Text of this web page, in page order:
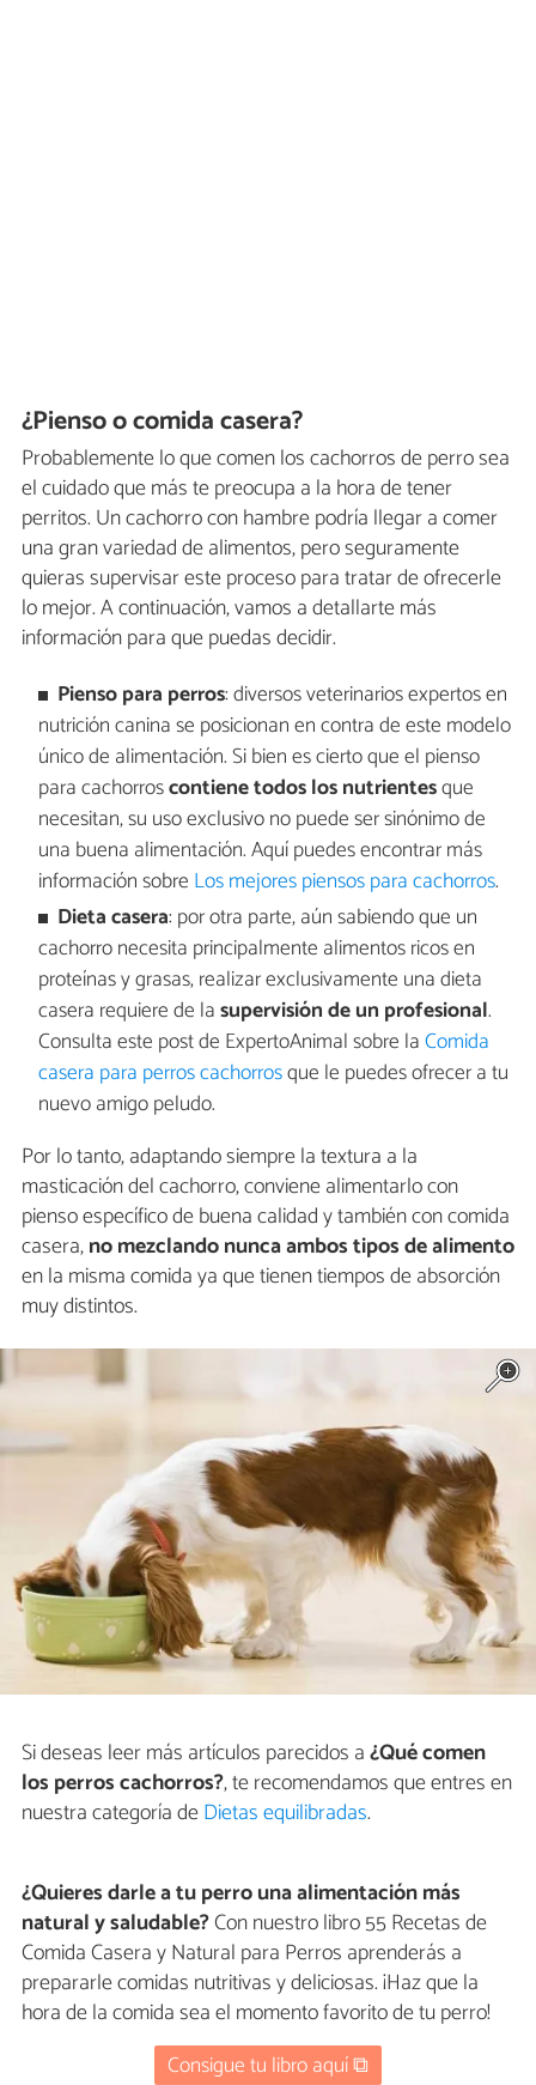
¿Pienso o comida casera?
Probablemente lo que comen los cachorros de perro sea
el cuidado que más te preocupa a la hora de tener
perritos. Un cachorro con hambre podría llegar a comer
una gran variedad de alimentos, pero seguramente
quieras supervisar este proceso para tratar de ofrecerle
lo mejor. A continuación, vamos a detallarte más
información para que puedas decidir.
Pienso para perros: diversos veterinarios expertos en
nutrición canina se posicionan en contra de este modelo
único de alimentación. Si bien es cierto que el pienso
para cachorroscontiene todos los nutrientesque
necesitan, su uso exclusivo no puede ser sinónimo de
una buena alimentación. Aquí puedes encontrar más
información sobre Los mejores piensos para cachorros.
Dieta casera: por otra parte, aún sabiendo que un
cachorro necesita principalmente alimentos ricos en
proteínas y grasas, realizar exclusivamente una dieta
casera requiere de lasupervisión de un profesional.
Consulta este post de ExpertoAnimal sobre laComida
casera para perros cachorrosque le puedes ofrecer a tu
nuevo amigo peludo.
Por lo tanto, adaptando siempre la textura a la
masticación del cachorro, conviene alimentarlo con
pienso específico de buena calidad y también con comida
casera,no mezclando nunca ambos tipos de alimento
en la misma comida ya que tienen tiempos de absorción
muy distintos.
Si deseas leer más artículos parecidos a¿Qué comen
los perros cachorros?, te recomendamos que entres en
nuestra categoría deDietas equilibradas.
¿Quieres darle a tu perro una alimentación más
natural y saludable?Con nuestro libro 55 Recetas de
Comida Casera y Natural para Perros aprenderás a
prepararle comidas nutritivas y deliciosas. ¡Haz que la
hora de la comida sea el momento favorito de tu perro!
Consigue tu libro aquí ⧉